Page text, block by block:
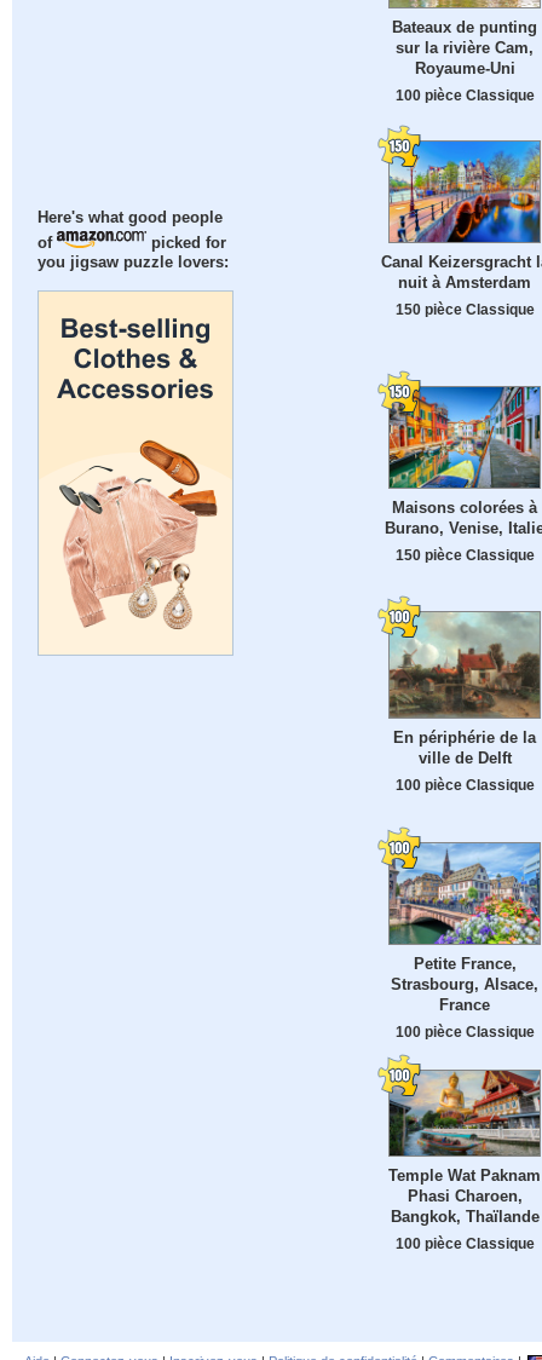
Here's what good people
of
picked for
you jigsaw puzzle lovers:
Bateaux de punting
sur la rivière Cam,
Royaume-Uni
100 pièce Classique
Canal Keizersgracht
nuit à Amsterdam
150 pièce Classique
Maisons colorées à
Burano, Venise,
150 pièce Classique
En périphérie de la
ville de Delft
100 pièce Classique
Petite France,
Strasbourg, Alsace,
France
100 pièce Classique
Temple Wat Paknam
Phasi Charoen,
Bangkok, Thaïlande
100 pièce Classique